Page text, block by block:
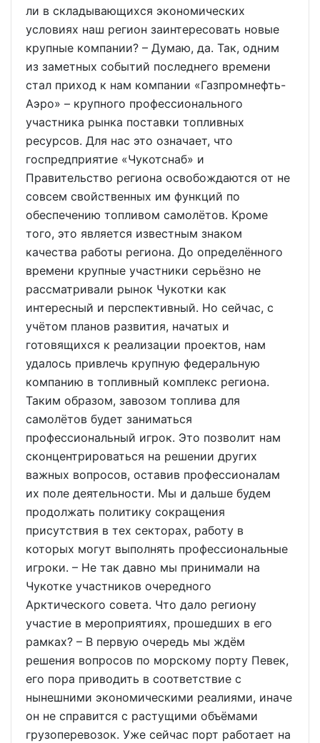
ли в складывающихся экономических
условиях наш регион заинтересовать новые
крупные компании? – Думаю, да. Так, одним
из заметных событий последнего времени
стал приход к нам компании «Газпромнефть-
Аэро» – крупного профессионального
участника рынка поставки топливных
ресурсов. Для нас это означает, что
госпредприятие «Чукотснаб» и
Правительство региона освобождаются от не
совсем свойственных им функций по
обеспечению топливом самолётов. Кроме
того, это является известным знаком
качества работы региона. До определённого
времени крупные участники серьёзно не
рассматривали рынок Чукотки как
интересный и перспективный. Но сейчас, с
учётом планов развития, начатых и
готовящихся к реализации проектов, нам
удалось привлечь крупную федеральную
компанию в топливный комплекс региона.
Таким образом, завозом топлива для
самолётов будет заниматься
профессиональный игрок. Это позволит нам
сконцентрироваться на решении других
важных вопросов, оставив профессионалам
их поле деятельности. Мы и дальше будем
продолжать политику сокращения
присутствия в тех секторах, работу в
которых могут выполнять профессиональные
игроки. – Не так давно мы принимали на
Чукотке участников очередного
Арктического совета. Что дало региону
участие в мероприятиях, прошедших в его
рамках? – В первую очередь мы ждём
решения вопросов по морскому порту Певек,
его пора приводить в соответствие с
нынешними экономическими реалиями, иначе
он не справится с растущими объёмами
грузоперевозок. Уже сейчас порт работает на